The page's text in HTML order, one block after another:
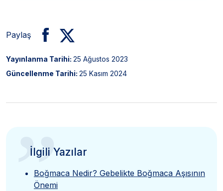
Paylaş
Yayınlanma Tarihi: 25 Ağustos 2023
Güncellenme Tarihi: 25 Kasım 2024
İlgili Yazılar
Boğmaca Nedir? Gebelikte Boğmaca Aşısının
Önemi